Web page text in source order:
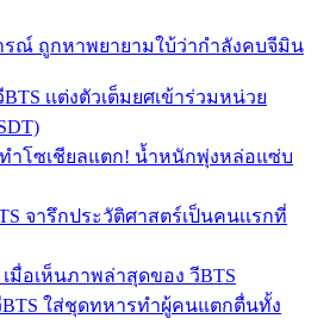
รณ์ ถูกหาพยายามใบ้ว่ากำลังคบจีมิน
เเต่งตัวเต็มยศเข้าร่วมหน่วย
ำโซเชียลแตก! น้ำหนักพุ่งหล่อแซ่บ
จารึกประวัติศาสตร์เป็นคนเเรกที่
เมื่อเห็นภาพล่าสุดของ วีBTS
ใส่ชุดทหารทำผู้คนแตกตื่นทั้ง